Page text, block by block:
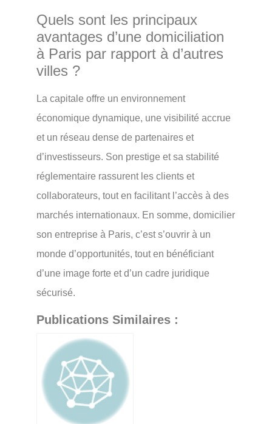
Quels sont les principaux
avantages d’une domiciliation
à Paris par rapport à d’autres
villes ?
La capitale offre un environnement
économique dynamique, une visibilité accrue
et un réseau dense de partenaires et
d’investisseurs. Son prestige et sa stabilité
réglementaire rassurent les clients et
collaborateurs, tout en facilitant l’accès à des
marchés internationaux. En somme, domicilier
son entreprise à Paris, c’est s’ouvrir à un
monde d’opportunités, tout en bénéficiant
d’une image forte et d’un cadre juridique
sécurisé.
Publications Similaires :